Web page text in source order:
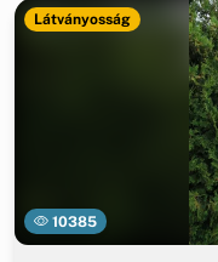
10385
Látványosság